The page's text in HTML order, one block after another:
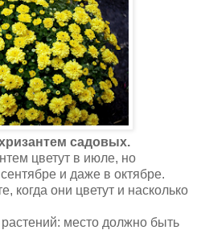
садовых.
цветут в июле, но
и даже в октябре.
когда они цветут и насколько
место должно быть